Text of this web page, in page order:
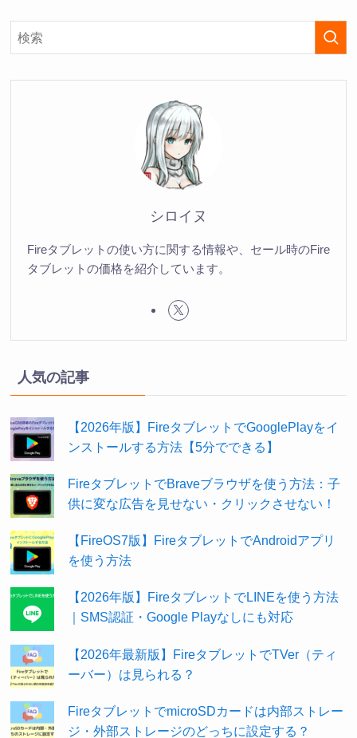
シロイヌ
Fireタブレットの使い方に関する情報や、セール時のFire
タブレットの価格を紹介しています。
人気の記事
【2026年版】FireタブレットでGooglePlayをイ
ンストールする方法【5分でできる】
FireタブレットでBraveブラウザを使う方法：子
供に変な広告を見せない・クリックさせない！
【FireOS7版】FireタブレットでAndroidアプリ
を使う方法
【2026年版】FireタブレットでLINEを使う方法
｜SMS認証・Google Playなしにも対応
【2026年最新版】FireタブレットでTVer（ティ
ーバー）は見られる？
FireタブレットでmicroSDカードは内部ストレー
ジ・外部ストレージのどっちに設定する？